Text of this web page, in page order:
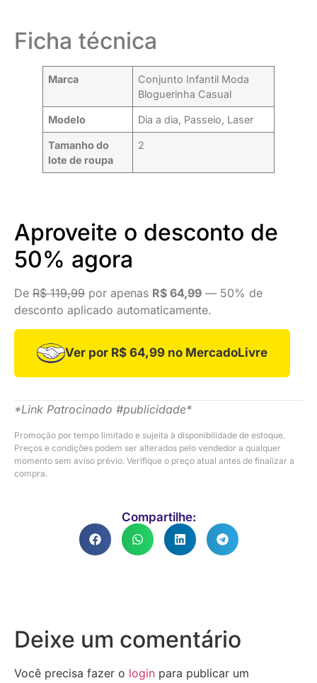
Ficha técnica
Marca
Conjunto Infantil Moda
Bloguerinha Casual
Modelo Dia a dia, Passeio, Laser
Tamanho do
lote de roupa
2
Aproveite o desconto de
50% agora
De R$ 119,99 por apenas R$ 64,99 — 50% de
desconto aplicado automaticamente.
Ver por R$ 64,99 no MercadoLivre
*Link Patrocinado #publicidade*
Promoção por tempo limitado e sujeita à disponibilidade de estoque.
Preços e condições podem ser alterados pelo vendedor a qualquer
momento sem aviso prévio. Verifique o preço atual antes de finalizar a
compra.
Compartilhe:
Deixe um comentário
Você precisa fazer o login para publicar um